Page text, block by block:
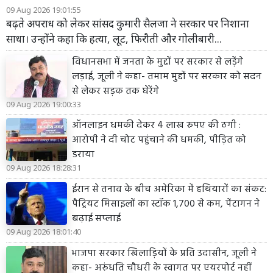
09 Aug 2026 19:01:55
बढ़ते अपराध को लेकर सांसद कुमारी सैलजा ने सरकार पर निशाना
साधा। उन्होंने कहा कि हत्या, लूट, फिरौती और गोलीबारी...
विधानसभा में जनता के मुद्दों पर सरकार से लड़ेंगे
लड़ाई, जूली ने कहा- तमाम मुद्दों पर सरकार को सदन
से लेकर सड़क तक घेरेंगे
09 Aug 2026 19:00:33
ऑनलाइन धमकी देकर 4 लाख रुपए की ठगी :
आरोपी ने दी चोट पहुंचाने की धमकी, पीड़ित को
डराया
09 Aug 2026 18:28:31
ईरान से तनाव के बीच अमेरिका में हथियारों का संकट:
पैट्रियट मिसाइलों का स्टॉक 1,700 से कम, पेंटागन ने
बढ़ाई सप्लाई
09 Aug 2026 18:01:40
भाजपा सरकार खिलाड़ियों के प्रति उदासीन, जूली ने
कहा- अरुंधति चौधरी के स्वागत पर एयरपोर्ट नहीं